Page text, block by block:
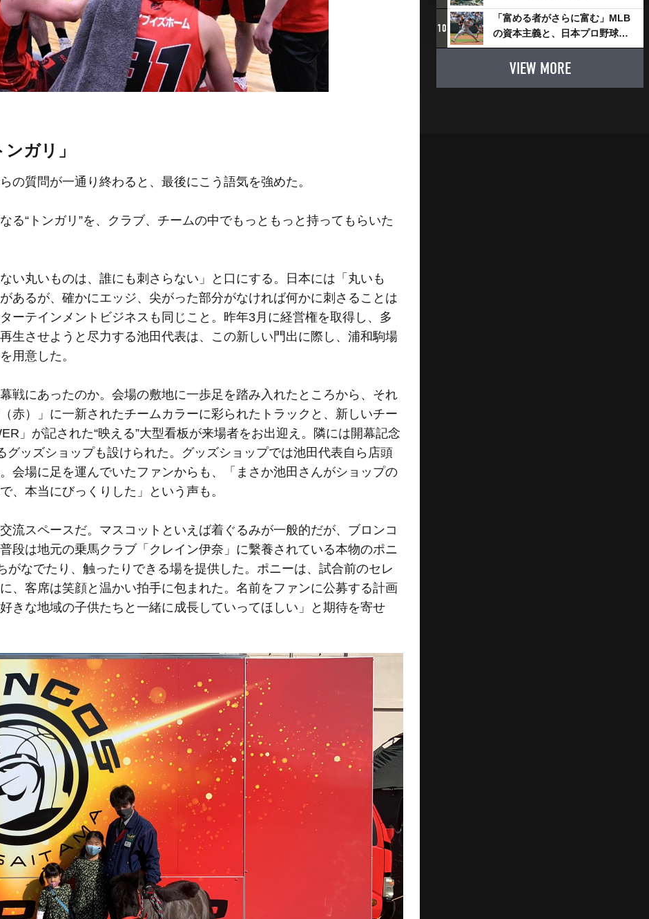
ガリ」
質問が一通り終わると、最後にこう語気を強めた。
る“トンガリ”を、クラブ、チームの中でもっともっと持ってもらいた
い丸いものは、誰にも刺さらない」と口にする。日本には「丸いも
あるが、確かにエッジ、尖がった部分がなければ何かに刺さることは
ーテインメントビジネスも同じこと。昨年3月に経営権を取得し、多
生させようと尽力する池田代表は、この新しい門出に際し、浦和駒場
用意した。
戦にあったのか。会場の敷地に一歩足を踏み入れたところから、それ
赤）」に一新されたチームカラーに彩られたトラックと、新しいチー
」が記された“映える”大型看板が来場者をお出迎え。隣には開幕記念
グッズショップも設けられた。グッズショップでは池田代表自ら店頭
会場に足を運んでいたファンからも、「まさか池田さんがショップの
、本当にびっくりした」という声も。
流スペースだ。マスコットといえば着ぐるみが一般的だが、ブロンコ
段は地元の乗馬クラブ「クレイン伊奈」に繫養されている本物のポニ
がなでたり、触ったりできる場を提供した。ポニーは、試合前のセレ
、客席は笑顔と温かい拍手に包まれた。名前をファンに公募する計画
きな地域の子供たちと一緒に成長していってほしい」と期待を寄せ
とMUFGが“共創”し描く地域活
性化・社会価値創造の近未来図
とは
10
「富める者がさらに富む」MLB
の資本主義と、日本プロ野球が
踏み出せない一歩
VIEW MORE